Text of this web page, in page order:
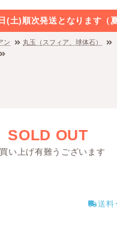
)順次発送となります（
ン
丸玉（スフィア、球体石）
SOLD OUT
い上げ有難うございます
送料